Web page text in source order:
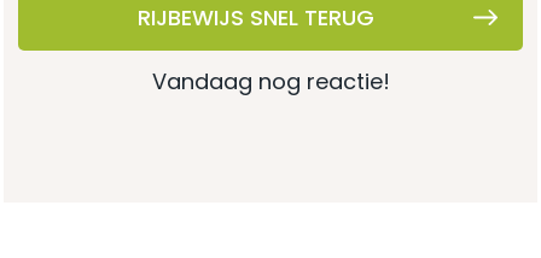
RIJBEWIJS SNEL TERUG
vandaag nog reactie!